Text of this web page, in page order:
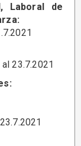
Laboral de
23.7.2021